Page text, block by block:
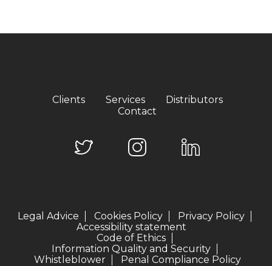
Clients Services
Distributors
Contact
Legal Advice Cookies Policy
Privacy Policy
Accessibility statement
Code of Ethics
Information Quality and Security
Whistleblower
Penal Compliance Policy